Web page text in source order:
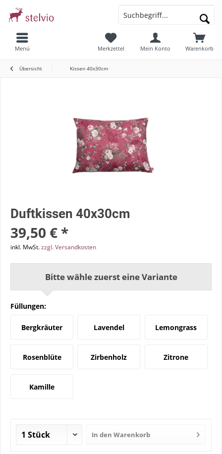
Menü Warenkorb
Merkzettel Mein Konto
Übersicht Kissen 40x30cm
Duftkissen 40x30cm
39,50 € *
inkl. MwSt.zzgl. Versandkosten
Bitte wähle zuerst eine Variante
Füllungen:
Bergkräuter Lavendel Lemongrass
Rosenblüte Zirbenholz Zitrone
Kamille
In den Warenkorb